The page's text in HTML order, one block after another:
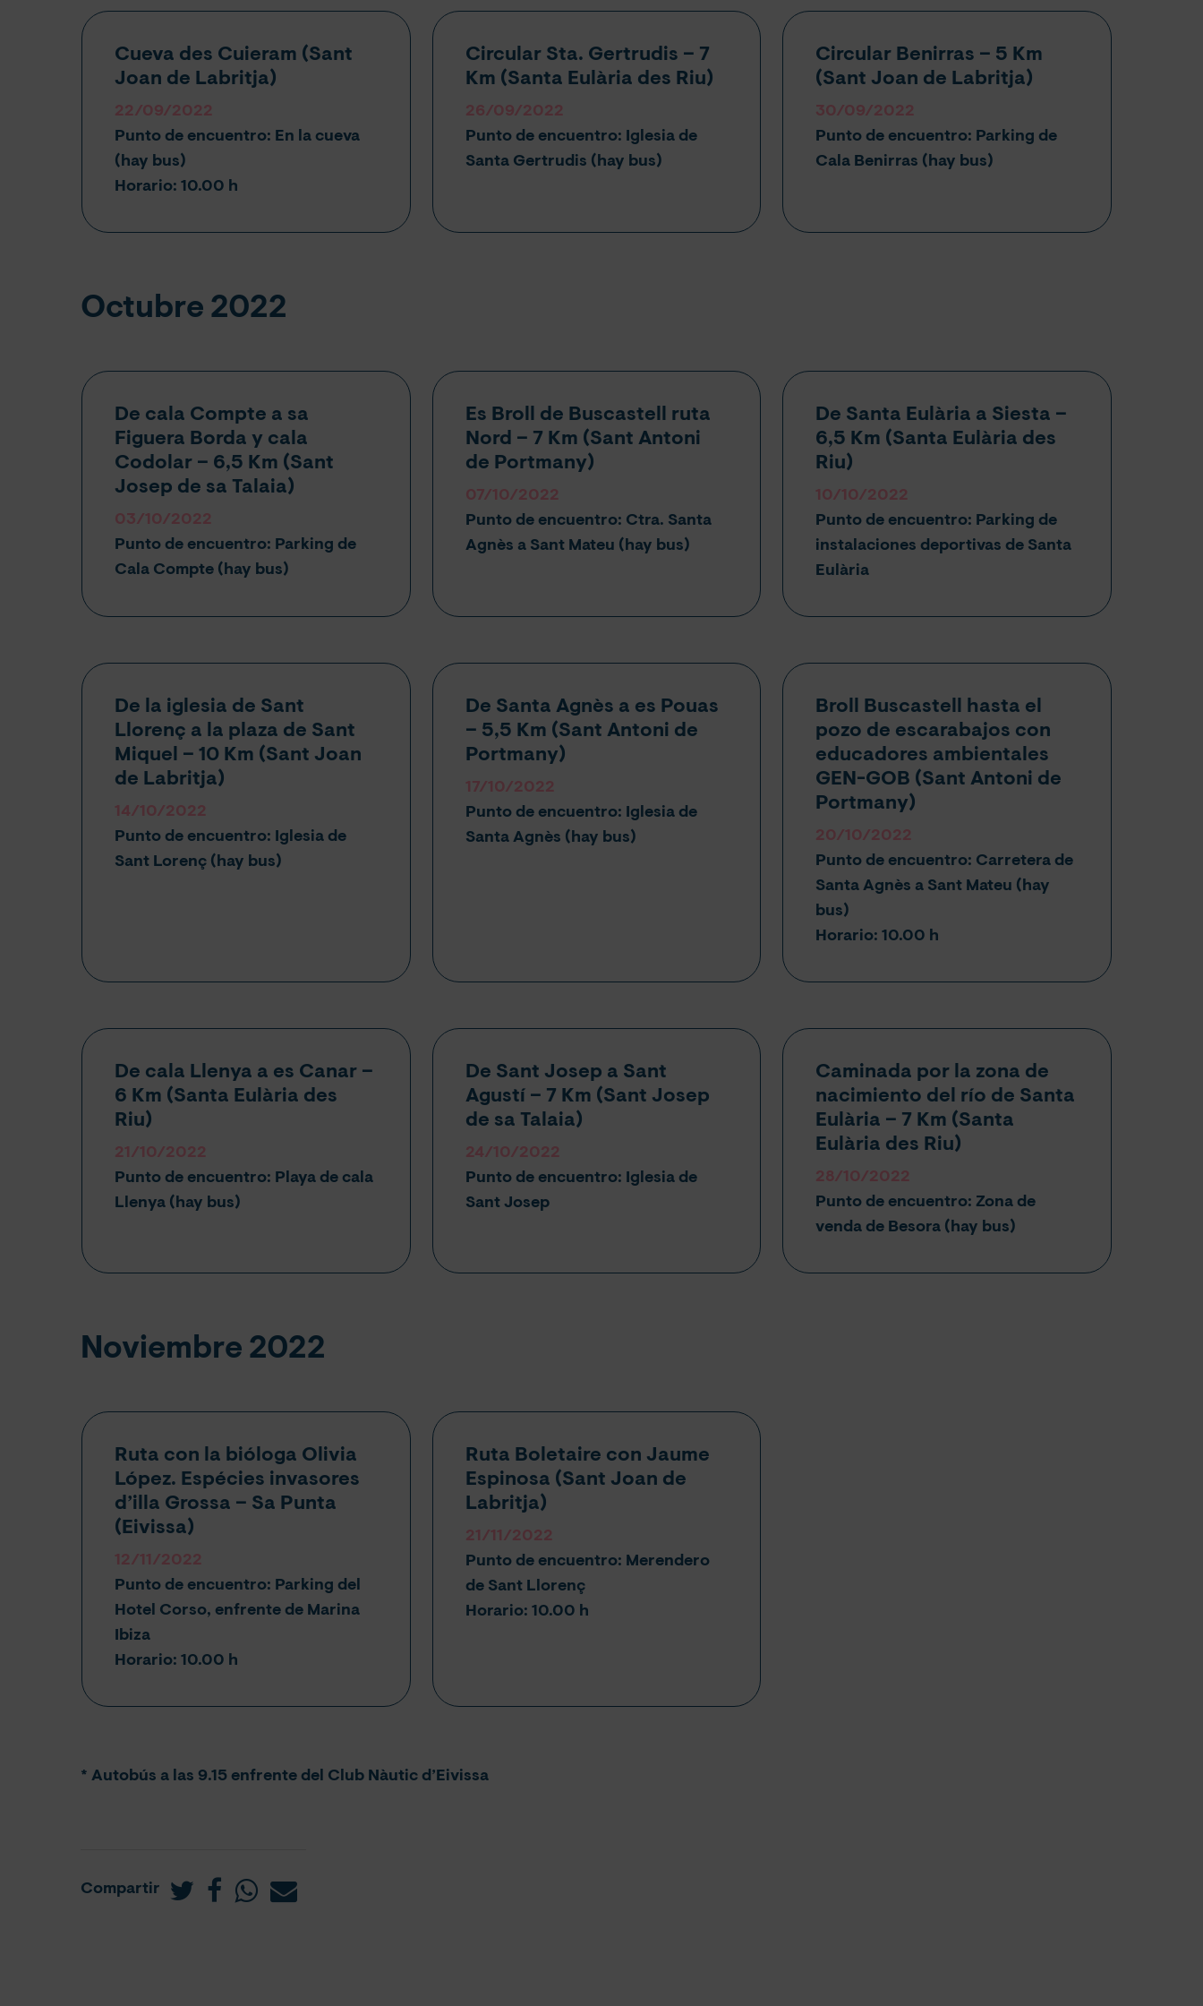
Cueva des Cuieram (Sant
Joan de Labritja)
22/09/2022
Punto de encuentro: En la cueva
(hay bus)
Horario: 10.00 h
Circular Sta. Gertrudis – 7
Km (Santa Eulària des Riu)
26/09/2022
Punto de encuentro: Iglesia de
Santa Gertrudis (hay bus)
Circular Benirras – 5 Km
(Sant Joan de Labritja)
30/09/2022
Punto de encuentro: Parking de
Cala Benirras (hay bus)
Octubre 2022
De cala Compte a sa
Figuera Borda y cala
Codolar – 6,5 Km (Sant
Josep de sa Talaia)
03/10/2022
Punto de encuentro: Parking de
Cala Compte (hay bus)
Es Broll de Buscastell ruta
Nord – 7 Km (Sant Antoni
de Portmany)
07/10/2022
Punto de encuentro: Ctra. Santa
Agnès a Sant Mateu (hay bus)
De Santa Eulària a Siesta –
6,5 Km (Santa Eulària des
Riu)
10/10/2022
Punto de encuentro: Parking de
instalaciones deportivas de Santa
Eulària
De la iglesia de Sant
Llorenç a la plaza de Sant
Miquel – 10 Km (Sant Joan
de Labritja)
14/10/2022
Punto de encuentro: Iglesia de
Sant Lorenç (hay bus)
De Santa Agnès a es Pouas
– 5,5 Km (Sant Antoni de
Portmany)
17/10/2022
Punto de encuentro: Iglesia de
Santa Agnès (hay bus)
Broll Buscastell hasta el
pozo de escarabajos con
educadores ambientales
GEN-GOB (Sant Antoni de
Portmany)
20/10/2022
Punto de encuentro: Carretera de
Santa Agnès a Sant Mateu (hay
bus)
Horario: 10.00 h
De cala Llenya a es Canar –
6 Km (Santa Eulària des
Riu)
21/10/2022
Punto de encuentro: Playa de cala
Llenya (hay bus)
De Sant Josep a Sant
Agustí – 7 Km (Sant Josep
de sa Talaia)
24/10/2022
Punto de encuentro: Iglesia de
Sant Josep
Caminada por la zona de
nacimiento del río de Santa
Eulària – 7 Km (Santa
Eulària des Riu)
28/10/2022
Punto de encuentro: Zona de
venda de Besora (hay bus)
Noviembre 2022
Ruta con la bióloga Olivia
López. Espécies invasores
d’illa Grossa – Sa Punta
(Eivissa)
12/11/2022
Punto de encuentro: Parking del
Hotel Corso, enfrente de Marina
Ibiza
Horario: 10.00 h
Ruta Boletaire con Jaume
Espinosa (Sant Joan de
Labritja)
21/11/2022
Punto de encuentro: Merendero
de Sant Llorenç
Horario: 10.00 h
* Autobús a las 9.15 enfrente del Club Nàutic d’Eivissa
Compartir